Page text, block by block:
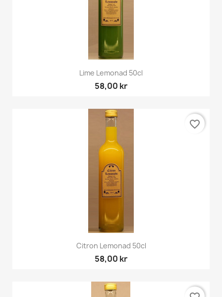
Lime Lemonad 50cl
58,00 kr
Citron Lemonad 50cl
58,00 kr
favorite_border